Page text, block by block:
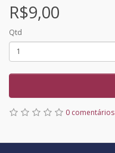
R$9,00
Qtd
0 comentários